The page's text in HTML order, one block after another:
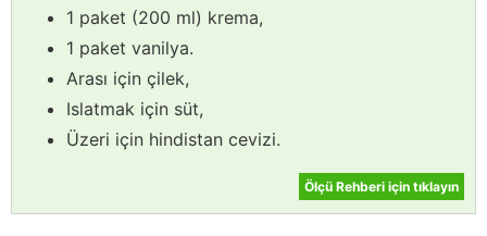
1 paket (200 ml) krema,
1 paket vanilya.
Arası için çilek,
Islatmak için süt,
Üzeri için hindistan cevizi.
Ölçü Rehberi için tıklayın